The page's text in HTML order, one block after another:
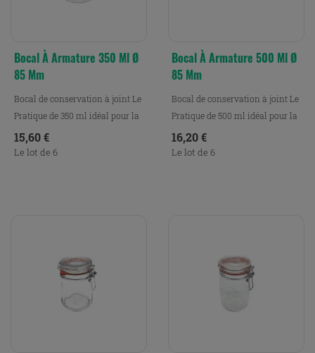
Bocal À Armature 350 Ml Ø
85 Mm
Bocal de conservation à joint Le
Pratique de 350 ml idéal pour la
conservation,...
Prix
15,60 €
Le lot de 6
Bocal À Armature 500 Ml Ø
85 Mm
Bocal de conservation à joint Le
Pratique de 500 ml idéal pour la
conservation,...
Prix
16,20 €
Le lot de 6